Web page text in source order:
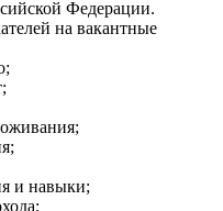
Федерации.
на вакантные
и навыки;